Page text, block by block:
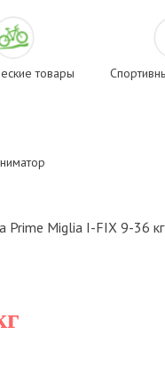
товары
Prime Miglia I-FIX 9-36 кг